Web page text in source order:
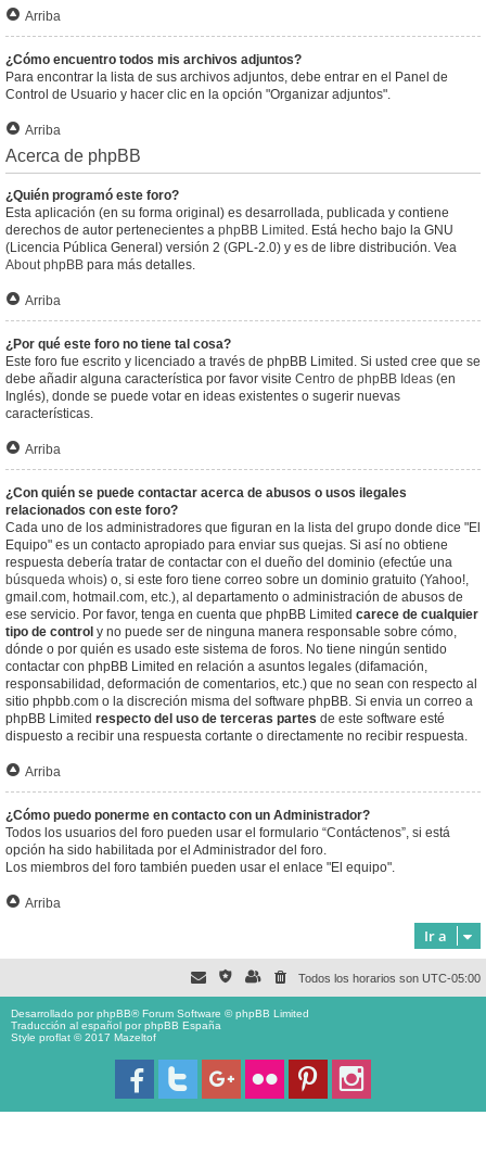
Arriba
¿Cómo encuentro todos mis archivos adjuntos?
Para encontrar la lista de sus archivos adjuntos, debe entrar en el Panel de
Control de Usuario y hacer clic en la opción "Organizar adjuntos".
Arriba
Acerca de phpBB
¿Quién programó este foro?
Esta aplicación (en su forma original) es desarrollada, publicada y contiene
derechos de autor pertenecientes a phpBB Limited . Está hecho bajo la GNU
(Licencia Pública General) versión 2 (GPL-2.0) y es de libre distribución. Vea
About phpBB para más detalles.
Arriba
¿Por qué este foro no tiene tal cosa?
Este foro fue escrito y licenciado a través de phpBB Limited. Si usted cree que se
debe añadir alguna característica por favor visite Centro de phpBB Ideas (en
Inglés), donde se puede votar en ideas existentes o sugerir nuevas
características.
Arriba
¿Con quién se puede contactar acerca de abusos o usos ilegales
relacionados con este foro?
Cada uno de los administradores que figuran en la lista del grupo donde dice "El
Equipo" es un contacto apropiado para enviar sus quejas. Si así no obtiene
respuesta debería tratar de contactar con el dueño del dominio (efectúe una
búsqueda whois) o, si este foro tiene correo sobre un dominio gratuito (Yahoo!,
gmail.com, hotmail.com, etc.), al departamento o administración de abusos de
ese servicio. Por favor, tenga en cuenta que phpBB Limited carece de cualquier
tipo de control y no puede ser de ninguna manera responsable sobre cómo,
dónde o por quién es usado este sistema de foros. No tiene ningún sentido
contactar con phpBB Limited en relación a asuntos legales (difamación,
responsabilidad, deformación de comentarios, etc.) que no sean con respecto al
sitio phpbb.com o la discreción misma del software phpBB. Si envia un correo a
phpBB Limited respecto del uso de terceras partes de este software esté
dispuesto a recibir una respuesta cortante o directamente no recibir respuesta.
Arriba
¿Cómo puedo ponerme en contacto con un Administrador?
Todos los usuarios del foro pueden usar el formulario “Contáctenos”, si está
opción ha sido habilitada por el Administrador del foro.
Los miembros del foro también pueden usar el enlace "El equipo".
Arriba
Ir a
Todos los horarios son UTC-05:00
Desarrollado porphpBB® Forum Software © phpBB Limited
Traducción al español porphpBB España
Style proflat © 2017 Mazeltof